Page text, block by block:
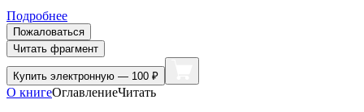
Подробнее
Пожаловаться
Читать фрагмент
Купить электронную — 100 ₽
О книгеОглавлениеЧитать